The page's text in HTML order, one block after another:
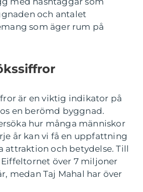
och antalet
som äger rum på
är en viktig indikator på
en berömd byggnad.
hur många människor
år kan vi få en uppfattning
attraktion och betydelse. Till
över 7 miljoner
medan Taj Mahal har över